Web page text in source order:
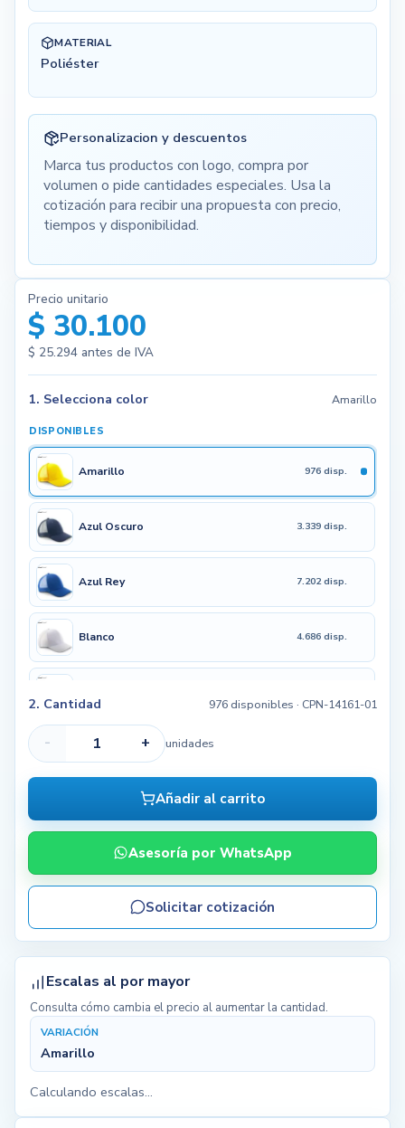
MATERIAL
Poliéster
Personalizacion y descuentos
Marca tus productos con logo, compra por
volumen o pide cantidades especiales. Usa la
cotización para recibir una propuesta con precio,
tiempos y disponibilidad.
Precio unitario
$ 30.100
$ 25.294antes de IVA
1. Selecciona color Amarillo
DISPONIBLES
Amarillo 976 disp.
Azul Oscuro 3.339 disp.
Azul Rey 7.202 disp.
Blanco 4.686 disp.
Negro
2. Cantidad 976 disponibles · CPN-14161-01
- + unidades
Añadir al carrito
Asesoría por WhatsApp
Solicitar cotización
Escalas al por mayor
Consulta cómo cambia el precio al aumentar la cantidad.
VARIACIÓN
Amarillo
Calculando escalas...